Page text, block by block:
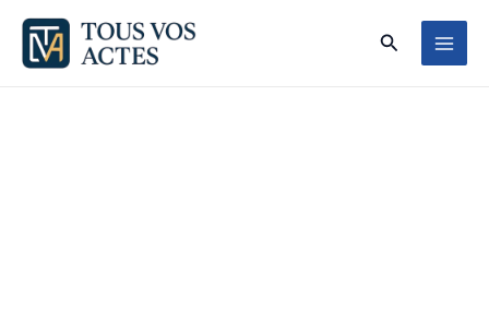
Aller
contenu
Rechercher